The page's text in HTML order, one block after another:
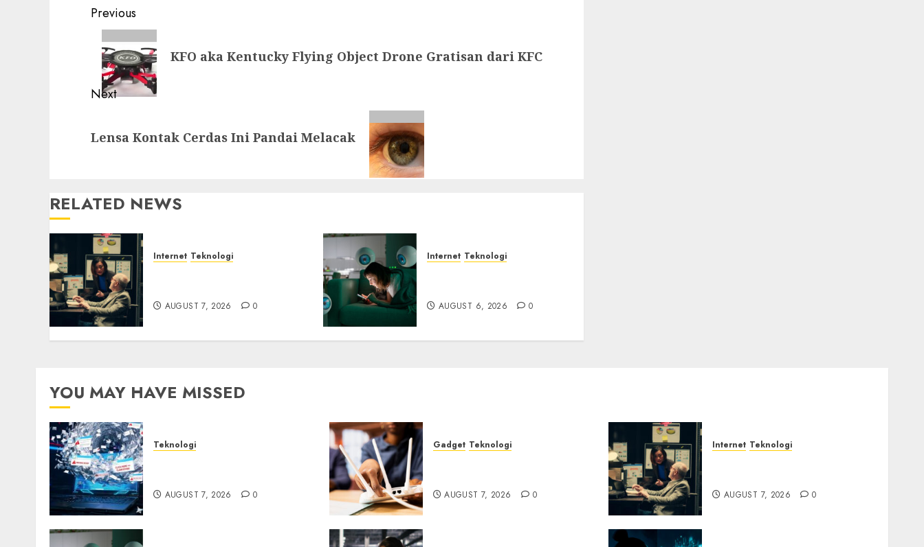
Post
navigation
Previous
Previous
post:
KFO aka Kentucky Flying Object Drone Gratisan dari KFC
Next
post:
Lensa Kontak Cerdas Ini Pandai Melacak
RELATED NEWS
Internet Teknologi
AUGUST 7, 2026 0
Internet Teknologi
AUGUST 6, 2026 0
YOU MAY HAVE MISSED
Teknologi
AUGUST 7, 2026 0
Gadget Teknologi
AUGUST 7, 2026 0
Internet Teknologi
AUGUST 7, 2026 0